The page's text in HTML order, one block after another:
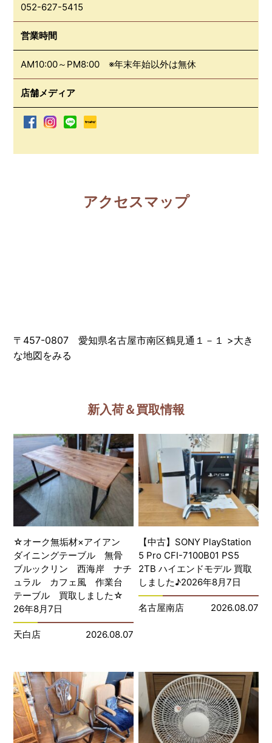
052-627-5415
営業時間
AM10:00～PM8:00 ※年末年始以外は無休
店舗メディア
アクセスマップ
〒457-0807 愛知県名古屋市南区鶴見通１－１ >大き
な地図をみる
新入荷＆買取情報
☆オーク無垢材×アイアン
ダイニングテーブル 無骨
ブルックリン 西海岸 ナチ
ュラル カフェ風 作業台
テーブル 買取しました☆
26年8月7日
天白店 2026.08.07
【中古】SONY PlayStation
5 Pro CFI-7100B01 PS5
2TB ハイエンドモデル 買取
しました♪2026年8月7日
名古屋南店 2026.08.07